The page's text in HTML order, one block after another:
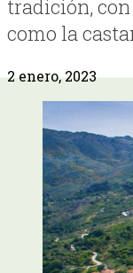
tradición,
como la
2 enero, 2023